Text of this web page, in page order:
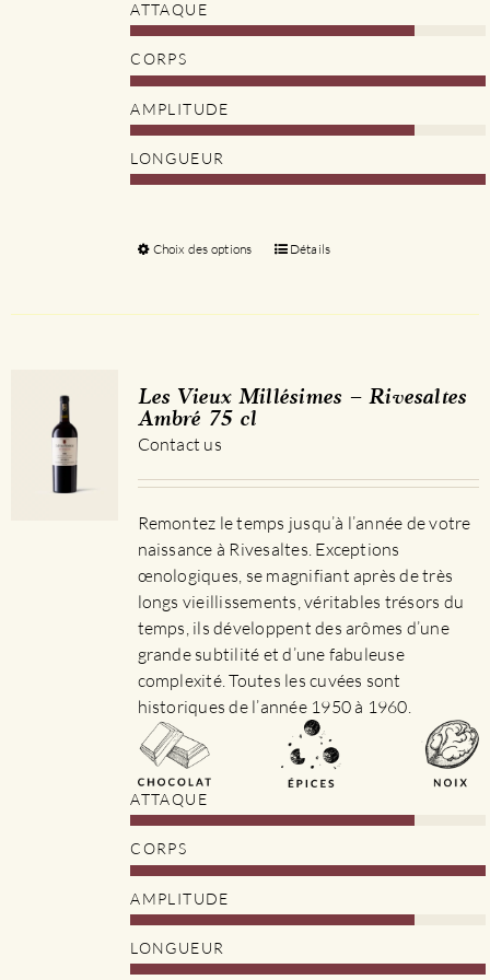
ATTAQUE
CORPS
AMPLITUDE
LONGUEUR
Choix des options
Ce
options
choisies
sur
la
page
du
produit
Détails
Les Vieux Millésimes – Rivesaltes
Ambré 75 cl
Contact us
Remontez le temps jusqu’à l’année de votre
naissance à Rivesaltes. Exceptions
œnologiques, se magnifiant après de très
longs vieillissements, véritables trésors du
temps, ils développent des arômes d’une
grande subtilité et d’une fabuleuse
complexité. Toutes les cuvées sont
historiques de l’année 1950 à 1960.
ATTAQUE
CORPS
AMPLITUDE
LONGUEUR